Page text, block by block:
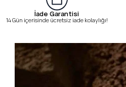
İade Garantisi
14 Gün içerisinde ücretsiz iade kolaylığı!